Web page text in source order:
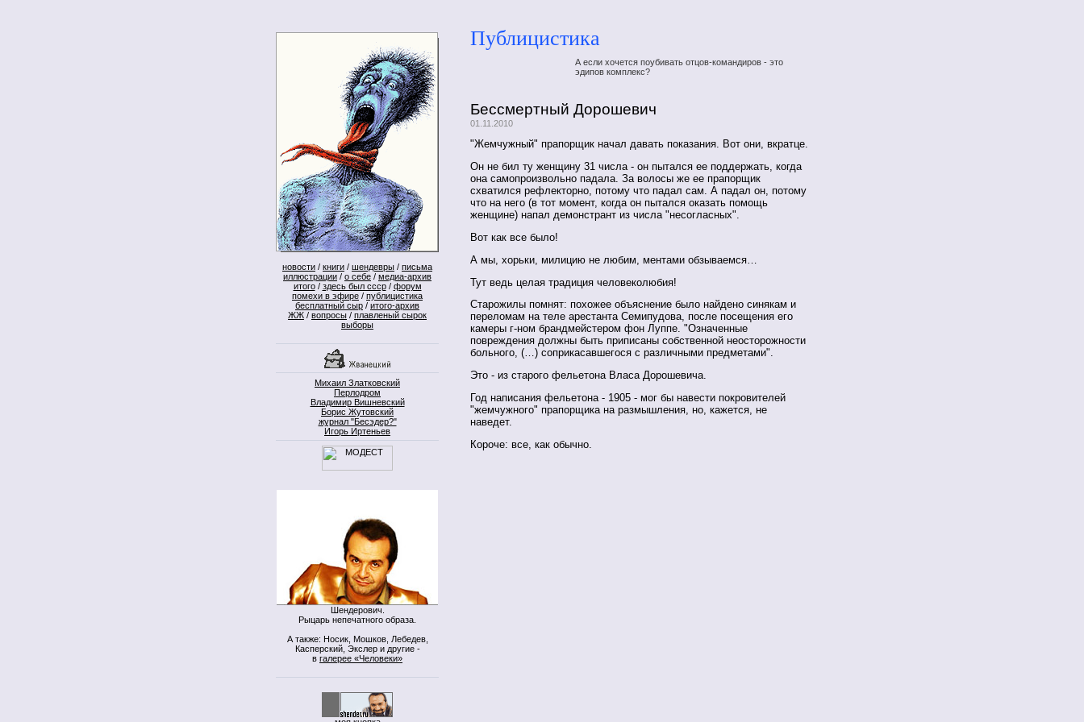
новости / книги / шендевры / письма
иллюстрации / о себе / медиа-архив
итого/ здесь был ссср/ форум
помехи в эфире / публицистика
бесплатный сыр / итого-архив
ЖЖ / вопросы / плавленый сырок
выборы
Михаил Златковский
Перлодром
Владимир Вишневский
Борис Жутовский
журнал "Бесэдер?"
Игорь Иртеньев
Шендерович.
Рыцарь непечатного образа.
А также: Носик, Мошков, Лебедев,
Касперский, Экслер и другие -
в галерее «Человеки»
Публицистика
А если хочется поубивать отцов-командиров - это
эдипов комплекс?
Бессмертный Дорошевич
01.11.2010
"Жемчужный" прапорщик начал давать показания. Вот они, вкратце.
Он не бил ту женщину 31 числа - он пытался ее поддержать, когда
она самопроизвольно падала. За волосы же ее прапорщик
схватился рефлекторно, потому что падал сам. А падал он, потому
что на него (в тот момент, когда он пытался оказать помощь
женщине) напал демонстрант из числа "несогласных".
Вот как все было!
А мы, хорьки, милицию не любим, ментами обзываемся…
Тут ведь целая традиция человеколюбия!
Старожилы помнят: похожее объяснение было найдено синякам и
переломам на теле арестанта Семипудова, после посещения его
камеры г-ном брандмейстером фон Луппе. "Означенные
повреждения должны быть приписаны собственной неосторожности
больного, (…) соприкасавшегося с различными предметами".
Это - из старого фельетона Власа Дорошевича.
Год написания фельетона - 1905 - мог бы навести покровителей
"жемчужного" прапорщика на размышления, но, кажется, не
наведет.
Короче: все, как обычно.